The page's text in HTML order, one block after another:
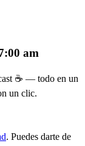
am
☕ — todo en un
un clic.
. Puedes darte de